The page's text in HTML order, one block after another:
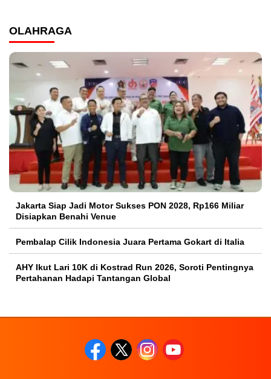
OLAHRAGA
Jakarta Siap Jadi Motor Sukses PON 2028, Rp166 Miliar
Disiapkan Benahi Venue
Pembalap Cilik Indonesia Juara Pertama Gokart di Italia
AHY Ikut Lari 10K di Kostrad Run 2026, Soroti Pentingnya
Pertahanan Hadapi Tantangan Global